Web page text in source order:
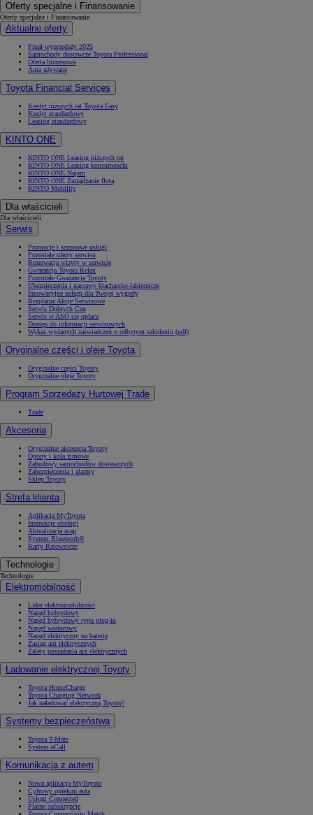
Oferty specjalne i Finansowanie
Oferty specjalne i Finansowanie
Aktualne oferty
Finał wyprzedaży 2025
Samochody dostawcze Toyota Professional
Oferta biznesowa
Auta używane
Toyota Financial Services
Kredyt niższych rat Toyota Easy
Kredyt standardowy
Leasing standardowy
KINTO ONE
KINTO ONE Leasing niższych rat
KINTO ONE Leasing konsumencki
KINTO ONE Najem
KINTO ONE Zarządzanie flotą
KINTO Mobility
Dla właścicieli
Dla właścicieli
Serwis
Promocje i sezonowe usługi
Pozostałe oferty serwisu
Rezerwacja wizyty w serwisie
Gwarancja Toyota Relax
Pozostałe Gwarancje Toyoty
Ubezpieczenia i naprawy blacharsko-lakiernicze
Innowacyjne usługi dla Twojej wygody
Bezpłatne Akcje Serwisowe
Serwis Dobrych Cen
Serwis w ASO się opłaca
Dostęp do informacji serwisowych
Wykaz wydanych zaświadczeń o odbytym szkoleniu (pdf)
Oryginalne części i oleje Toyota
Oryginalne części Toyoty
Oryginalne oleje Toyoty
Program Sprzedaży Hurtowej Trade
Trade
Akcesoria
Oryginalne akcesoria Toyoty
Opony i koła zimowe
Zabudowy samochodów dostawczych
Zabezpieczenia i alarmy
Sklep Toyoty
Strefa klienta
Aplikacja MyToyota
Instrukcje obsługi
Aktualizacja map
System Bluetooth®
Karty Ratownicze
Technologie
Technologie
Elektromobilność
Lider elektromobilności
Napęd hybrydowy
Napęd hybrydowy typu plug-in
Napęd wodorowy
Napęd elektryczny na baterię
Zasięg aut elektrycznych
Zalety posiadania aut elektrycznych
Ładowanie elektrycznej Toyoty
Toyota HomeCharge
Toyota Charging Network
Jak naładować elektryczną Toyotę?
Systemy bezpieczeństwa
Toyota T-Mate
System eCall
Komunikacja z autem
Nowa aplikacja MyToyota
Cyfrowy opiekun auta
Usługi Connected
Płatne subskrypcje